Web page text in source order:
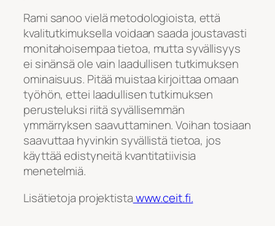
Rami sanoo vielä metodologioista, että
kvalitutkimuksella voidaan saada joustavasti
monitahoisempaa tietoa, mutta syvällisyys
ei sinänsä ole vain laadullisen tutkimuksen
ominaisuus. Pitää muistaa kirjoittaa omaan
työhön, ettei laadullisen tutkimuksen
perusteluksi riitä syvällisemmän
ymmärryksen saavuttaminen. Voihan tosiaan
saavuttaa hyvinkin syvällistä tietoa, jos
käyttää edistyneitä kvantitatiivisia
menetelmiä.
Lisätietoja projektistawww.ceit.fi.